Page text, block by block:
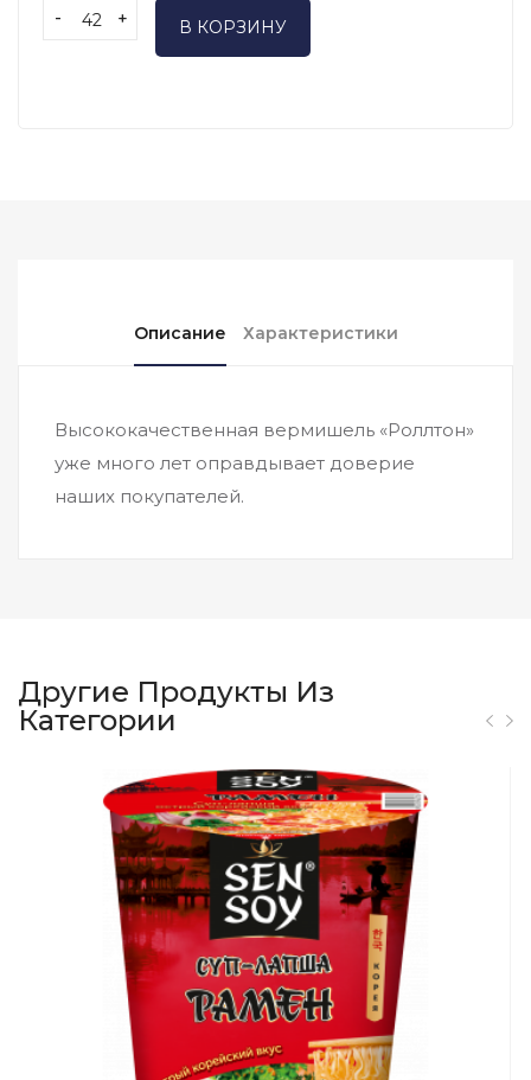
- + В КОРЗИНУ
Описание Характеристики
Высококачественная вермишель «Роллтон»
уже много лет оправдывает доверие
наших покупателей.
Другие Продукты Из
Категории